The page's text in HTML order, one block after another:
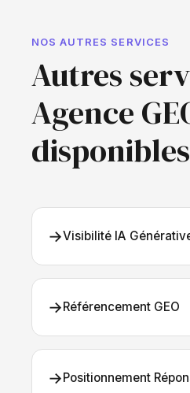
NOS AUTRES SERVICES
Autres
Agence
→Visibilité IA
→Référencement GEO
→Positionnement